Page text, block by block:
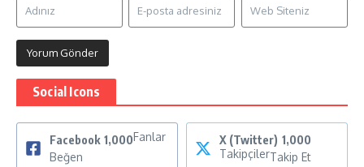
Social Icons
Facebook 1,000Fanlar
Beğen
X (Twitter) 1,000
TakipçilerTakip Et